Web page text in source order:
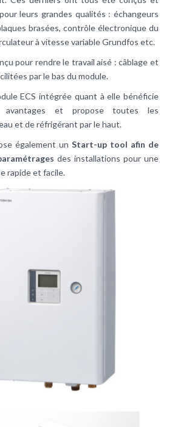
leurs grandes qualités : échangeurs
brasées, contrôle électronique du
à vitesse variable Grundfos etc.
pour rendre le travail aisé : câblage et
par le bas du module.
ECS intégrée quant à elle bénéficie
avantages et propose toutes les
et de réfrigérant par le haut.
également un Start-up tool afin de
des installations pour une
rapide et facile.